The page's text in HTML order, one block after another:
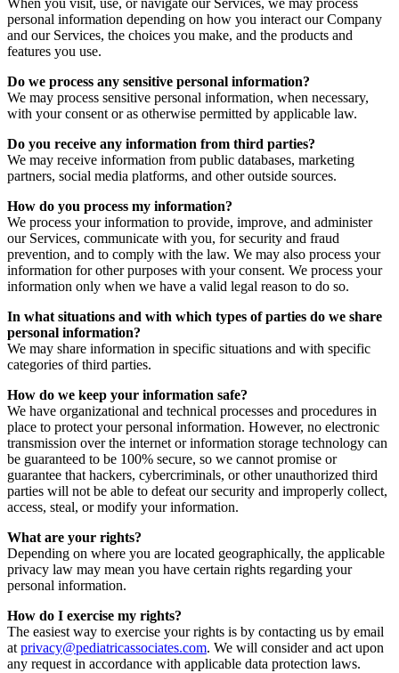
When you visit, use, or navigate our Services, we may process
personal information depending on how you interact our Company
and our Services, the choices you make, and the products and
features you use.
Do we process any sensitive personal information?
We may process sensitive personal information, when necessary,
with your consent or as otherwise permitted by applicable law.
Do you receive any information from third parties?
We may receive information from public databases, marketing
partners, social media platforms, and other outside sources.
How do you process my information?
We process your information to provide, improve, and administer
our Services, communicate with you, for security and fraud
prevention, and to comply with the law. We may also process your
information for other purposes with your consent. We process your
information only when we have a valid legal reason to do so.
In what situations and with which types of parties do we share
personal information?
We may share information in specific situations and with specific
categories of third parties.
How do we keep your information safe?
We have organizational and technical processes and procedures in
place to protect your personal information. However, no electronic
transmission over the internet or information storage technology can
be guaranteed to be 100% secure, so we cannot promise or
guarantee that hackers, cybercriminals, or other unauthorized third
parties will not be able to defeat our security and improperly collect,
access, steal, or modify your information.
What are your rights?
Depending on where you are located geographically, the applicable
privacy law may mean you have certain rights regarding your
personal information.
How do I exercise my rights?
The easiest way to exercise your rights is by contacting us by email
at privacy@pediatricassociates.com. We will consider and act upon
any request in accordance with applicable data protection laws.